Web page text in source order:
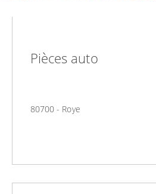
Pièces auto
80700 - Roye